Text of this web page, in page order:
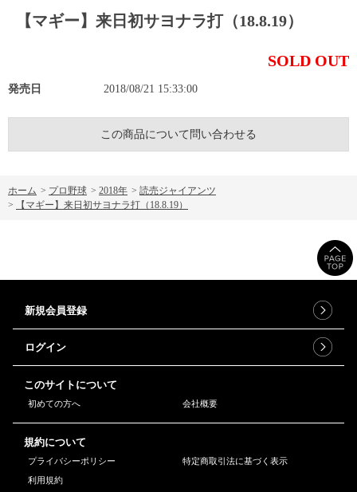
【マギー】来日初サヨナラ打（18.8.19）
SOLD OUT
発売日 2018/08/21 15:33:00
この商品について問い合わせる
ホーム > プロ野球 > 2018年 > 読売ジャイアンツ
>
【マギー】来日初サヨナラ打（18.8.19）
新規会員登録
ログイン
このサイトについて
初めての方へ 会社概要
規約について
プライバシーポリシー
特定商取引法に基づく表示
利用規約